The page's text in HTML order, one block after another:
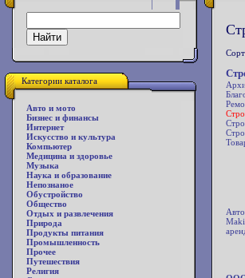
Категории каталога
Авто и мото
Бизнес и финансы
Интернет
Искусство и культура
Компьютер
Медицина и здоровье
Музыка
Наука и образование
Непознаное
Обустройство
Общество
Отдых и развлечения
Природа
Продукты питания
Промышленность
Прочее
Путешествия
Религия